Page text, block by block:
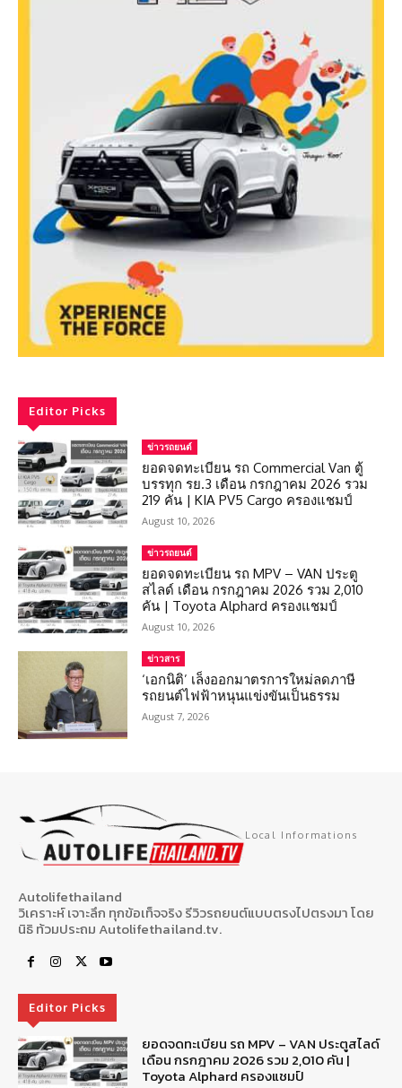
Editor Picks
ข่าวรถยนต์
ยอดจดทะเบียน รถ Commercial Van ตู้
บรรทุก รย.3 เดือน กรกฎาคม 2026 รวม
219 คัน | KIA PV5 Cargo ครองแชมป์
August 10, 2026
ข่าวรถยนต์
ยอดจดทะเบียน รถ MPV – VAN ประตู
สไลด์ เดือน กรกฎาคม 2026 รวม 2,010
คัน | Toyota Alphard ครองแชมป์
August 10, 2026
ข่าวสาร
‘เอกนิติ’ เล็งออกมาตรการใหม่ลดภาษี
รถยนต์ไฟฟ้าหนุนแข่งขันเป็นธรรม
August 7, 2026
Local Informations
Autolifethailand
วิเคราะห์ เจาะลึก ทุกข้อเท็จจริง รีวิวรถยนต์แบบตรงไปตรงมา โดย
นิธิ ท้วมประถม Autolifethailand.tv.
Editor Picks
ยอดจดทะเบียน รถ MPV – VAN ประตูสไลด์
เดือน กรกฎาคม 2026 รวม 2,010 คัน |
Toyota Alphard ครองแชมป์